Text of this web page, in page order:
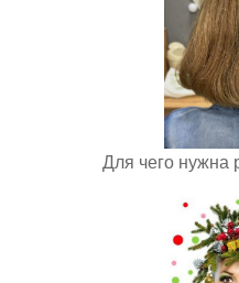
Для чего нужна